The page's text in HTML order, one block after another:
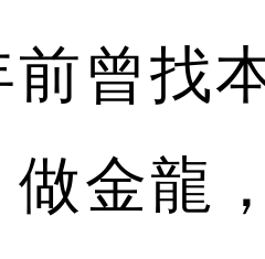
前曾找
做金龍